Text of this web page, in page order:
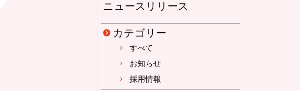
ニュースリリース
カテゴリー
すべて
お知らせ
採用情報